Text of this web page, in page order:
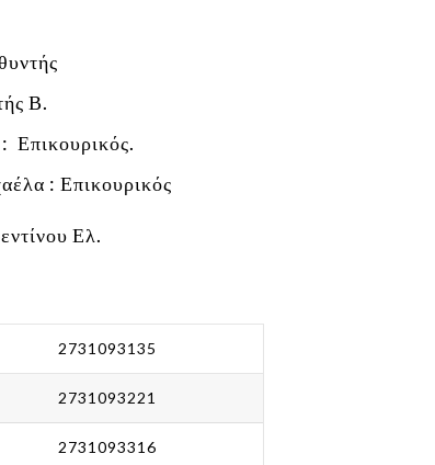
Β.
Επικουρικός.
: Επικουρικός
Ελ.
2731093135
2731093221
2731093316